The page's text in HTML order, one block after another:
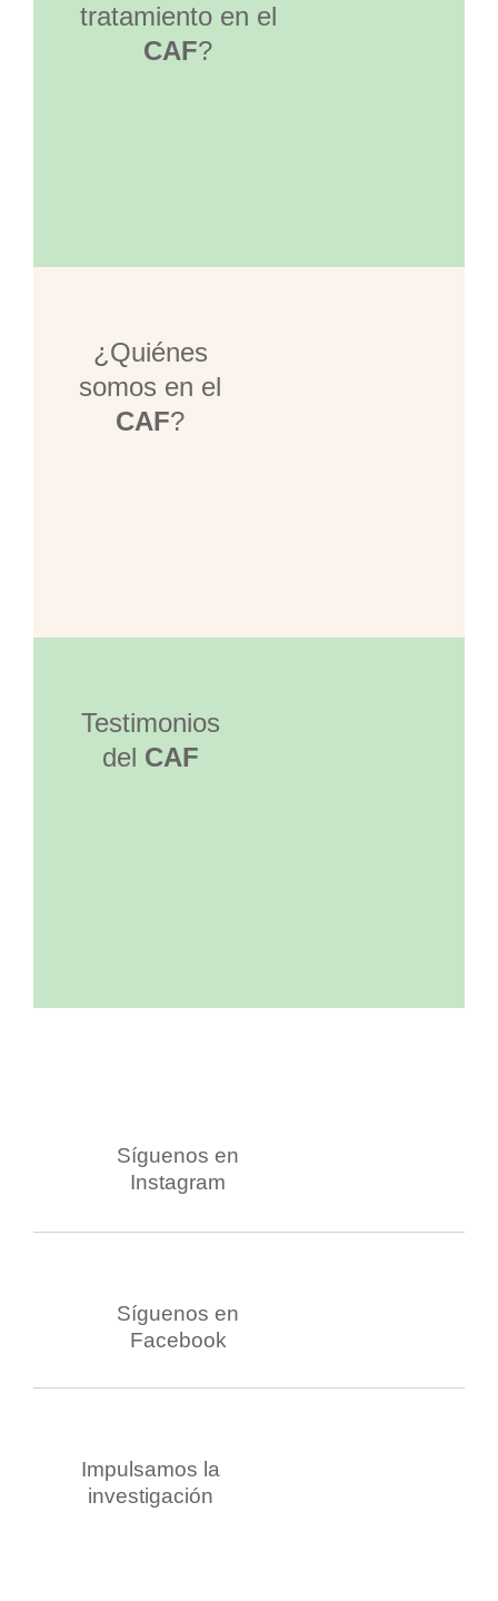
tratamiento en el
CAF?
¿Quiénes
somos en el
CAF?
Testimonios
del CAF
Síguenos en
Instagram
Síguenos en
Facebook
Impulsamos la
investigación